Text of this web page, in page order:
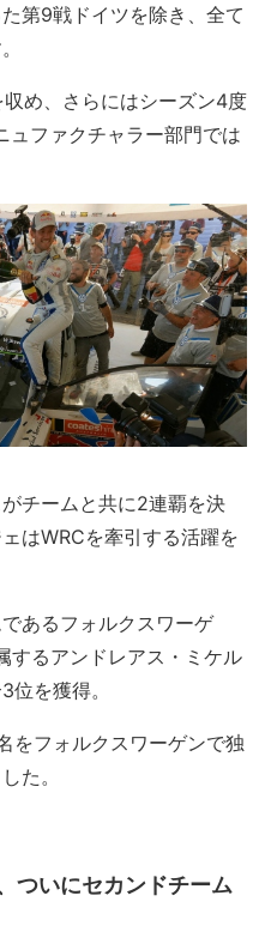
第9戦ドイツを除き、全て
め、さらにはシーズン4度
ュファクチャラー部門では
チームと共に2連覇を決
はWRCを牽引する活躍を
あるフォルクスワーゲ
するアンドレアス・ミケル
を獲得。
をフォルクスワーゲンで独
た。
ついにセカンドチーム